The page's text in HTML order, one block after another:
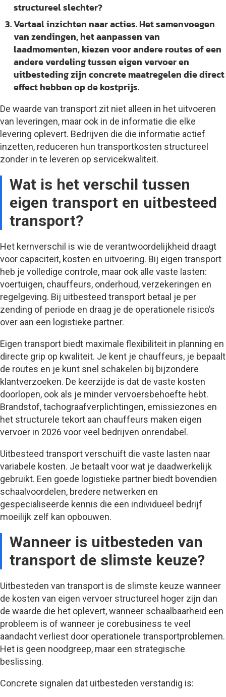
structureel slechter?
Vertaal inzichten naar acties.Het samenvoegen
van zendingen, het aanpassen van
laadmomenten, kiezen voor andere routes of een
andere verdeling tussen eigen vervoer en
uitbesteding zijn concrete maatregelen die direct
effect hebben op de kostprijs.
De waarde van transport zit niet alleen in het uitvoeren
van leveringen, maar ook in de informatie die elke
levering oplevert. Bedrijven die die informatie actief
inzetten, reduceren hun transportkosten structureel
zonder in te leveren op servicekwaliteit.
Wat is het verschil tussen
eigen transport en uitbesteed
transport?
Het kernverschil is wie de verantwoordelijkheid draagt
voor capaciteit, kosten en uitvoering. Bij eigen transport
heb je volledige controle, maar ook alle vaste lasten:
voertuigen, chauffeurs, onderhoud, verzekeringen en
regelgeving. Bij uitbesteed transport betaal je per
zending of periode en draag je de operationele risico’s
over aan een logistieke partner.
Eigen transport biedt maximale flexibiliteit in planning en
directe grip op kwaliteit. Je kent je chauffeurs, je bepaalt
de routes en je kunt snel schakelen bij bijzondere
klantverzoeken. De keerzijde is dat de vaste kosten
doorlopen, ook als je minder vervoersbehoefte hebt.
Brandstof, tachograafverplichtingen, emissiezones en
het structurele tekort aan chauffeurs maken eigen
vervoer in 2026 voor veel bedrijven onrendabel.
Uitbesteed transport verschuift die vaste lasten naar
variabele kosten. Je betaalt voor wat je daadwerkelijk
gebruikt. Een goede logistieke partner biedt bovendien
schaalvoordelen, bredere netwerken en
gespecialiseerde kennis die een individueel bedrijf
moeilijk zelf kan opbouwen.
Wanneer is uitbesteden van
transport de slimste keuze?
Uitbesteden van transport is de slimste keuze wanneer
de kosten van eigen vervoer structureel hoger zijn dan
de waarde die het oplevert, wanneer schaalbaarheid een
probleem is of wanneer je corebusiness te veel
aandacht verliest door operationele transportproblemen.
Het is geen noodgreep, maar een strategische
beslissing.
Concrete signalen dat uitbesteden verstandig is: